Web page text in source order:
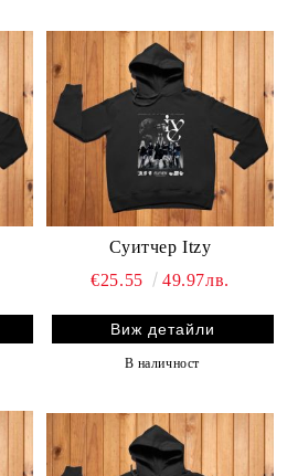
Суитчер Itzy
€25.55
49.97лв.
Виж детайли
В наличност